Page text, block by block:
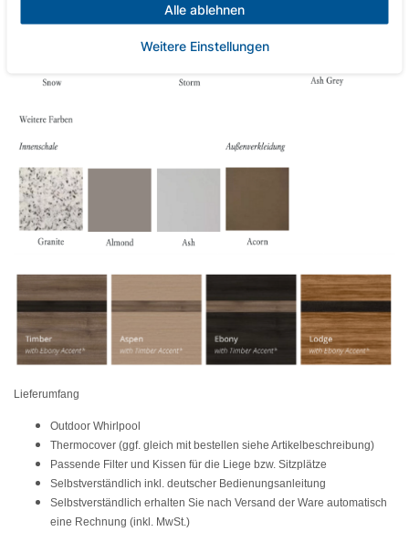
Lieferumfang
Outdoor Whirlpool
Thermocover (ggf. gleich mit bestellen siehe Artikelbeschreibung)
Passende Filter und Kissen für die Liege bzw. Sitzplätze
Selbstverständlich inkl. deutscher Bedienungsanleitung
Selbstverständlich erhalten Sie nach Versand der Ware automatisch
eine Rechnung (inkl. MwSt.)
Alle ablehnen
Weitere Einstellungen